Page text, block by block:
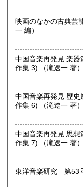
ネット販売を主に多
奈良県での専門書買
大量の書籍から蔵書
★ISBN有の書籍・
パンフレット・絵葉
おります！！
まずはお気軽にお問
沿線名：近鉄大阪線
最寄駅：桜井駅
営業時間：11時‐17時
定休日：金曜日(そ
合がございます)
映画のなかの古典芸能 (日本
一 編）
中国音楽再発見 楽
作集 3) （滝遼一 著）
中国音楽再発見 歴
作集 6) （滝遼一 著）
中国音楽再発見 思
作集 7) （滝遼一 著）
東洋音楽研究 第53